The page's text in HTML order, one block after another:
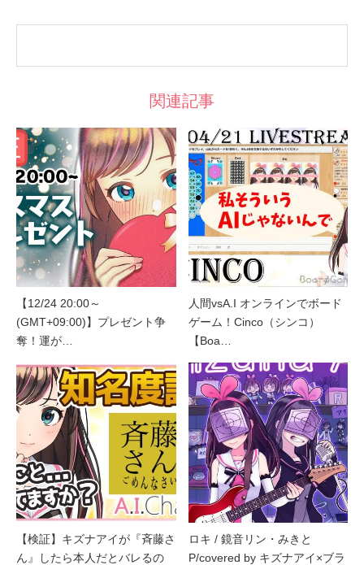
関連記事
【12/24 20:00～
(GMT+09:00)】プレゼント争
奪！運が…
人間vsA.I オンラインでボード
ゲーム！Cinco（シンコ）
【Boa…
【検証】キズナアイが『斉藤さ
ん』したら本人だとバレるの
ロキ / 鏡音リン・みきと
P/covered by キズナアイ×ブラ